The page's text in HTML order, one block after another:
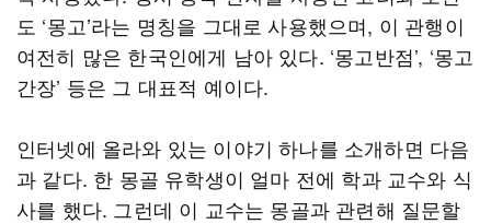
도 ‘몽고’라는 명칭을 그대로 사용했으며, 이 관행이
여전히 많은 한국인에게 남아 있다. ‘몽고반점’, ‘몽고
간장’ 등은 그 대표적 예이다.
인터넷에 올라와 있는 이야기 하나를 소개하면 다음
과 같다. 한 몽골 유학생이 얼마 전에 학과 교수와 식
사를 했다. 그런데 이 교수는 몽골과 관련해 질문할